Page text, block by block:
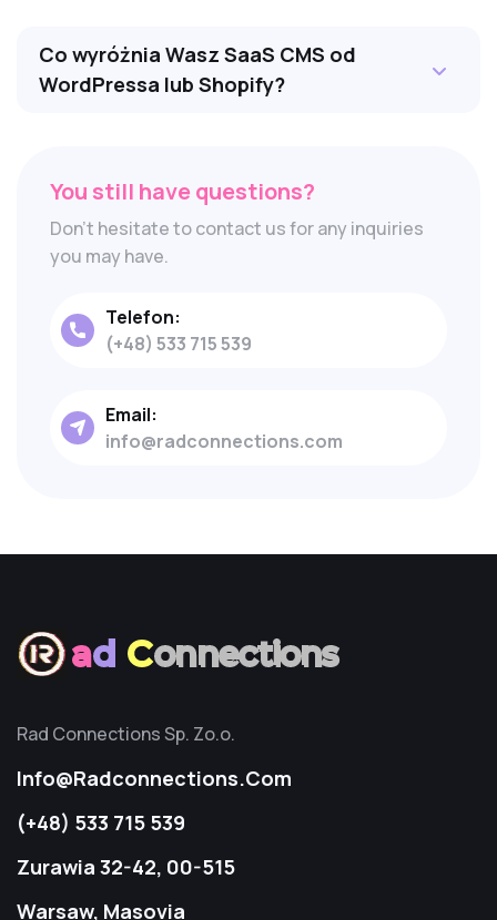
Co wyróżnia Wasz SaaS CMS od
WordPressa lub Shopify?
You still have questions?
Don't hesitate to contact us for any inquiries
you may have.
Telefon:
(+48) 533 715 539
Email:
info@radconnections.com
ad Connections
Rad Connections Sp. Zo.o.
Info@radconnections.com
(+48) 533 715 539
Zurawia 32-42, 00-515
Warsaw, Masovia